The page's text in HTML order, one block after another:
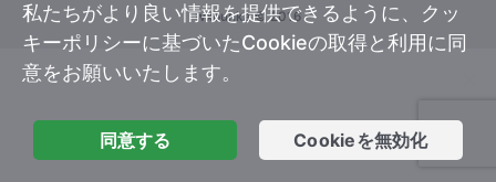
wxbunka © 2016
私たちがより良い情報を提供できるように、クッ
キーポリシーに基づいたCookieの取得と利用に同
意をお願いいたします。
同意する Cookieを無効化